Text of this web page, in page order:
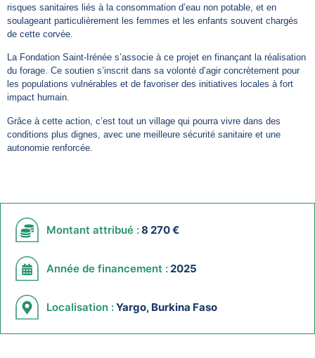
risques sanitaires liés à la consommation d’eau non potable, et en
soulageant particulièrement les femmes et les enfants souvent chargés
de cette corvée.
La Fondation Saint-Irénée s’associe à ce projet en finançant la réalisation
du forage. Ce soutien s’inscrit dans sa volonté d’agir concrètement pour
les populations vulnérables et de favoriser des initiatives locales à fort
impact humain.
Grâce à cette action, c’est tout un village qui pourra vivre dans des
conditions plus dignes, avec une meilleure sécurité sanitaire et une
autonomie renforcée.
Montant attribué :8 270 €
Année de financement : 2025
Localisation :Yargo, Burkina Faso